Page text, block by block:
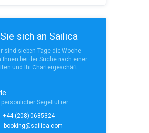
sich an Sailica
sind sieben Tage die Woche
Ihnen bei der Suche nach einer
und Ihr Chartergeschäft
persönlicher Segelführer
+44 (208) 0685324
booking@sailica.com